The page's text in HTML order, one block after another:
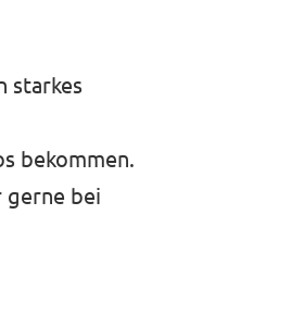
starkes
bekommen.
gerne bei